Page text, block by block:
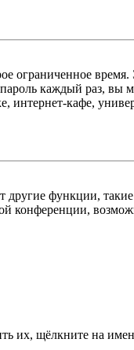
ограниченное
каждый раз, вы
интернет-кафе,
другие функции,
конференции,
их, щёлкните на